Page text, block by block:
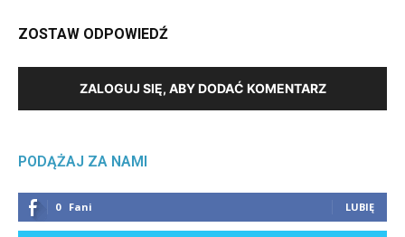
ZOSTAW ODPOWIEDŹ
ZALOGUJ SIĘ, ABY DODAĆ KOMENTARZ
PODĄŻAJ ZA NAMI
0 Fani LUBIĘ